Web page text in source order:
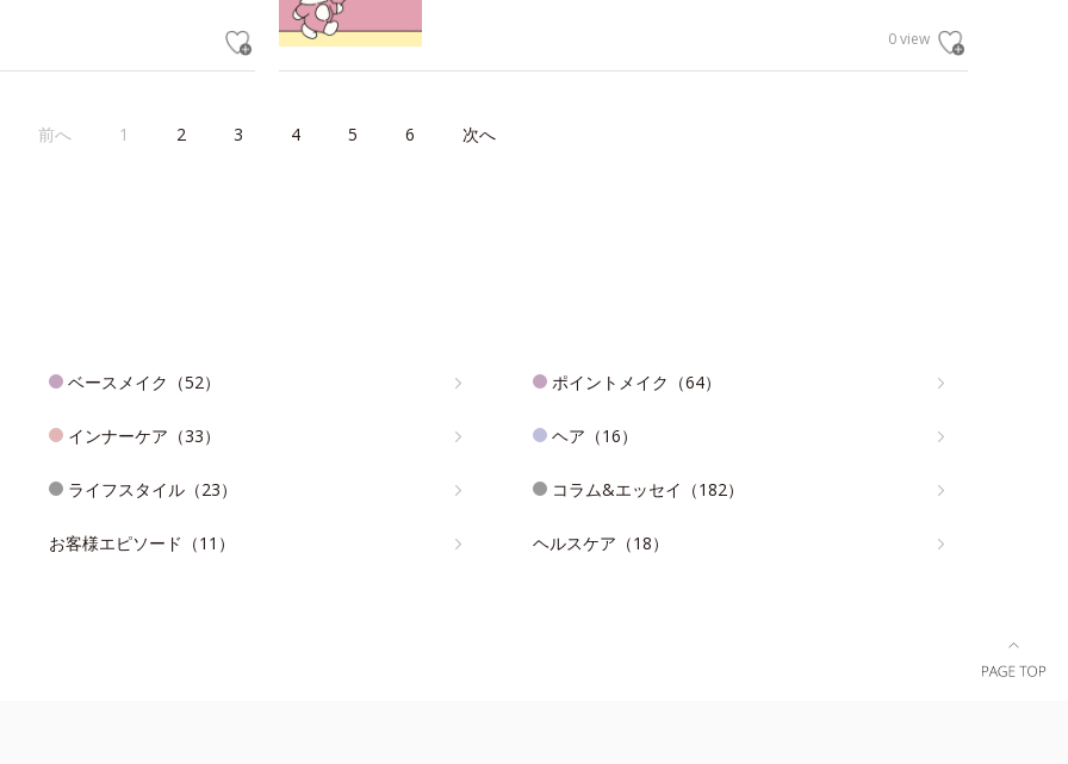
0 view
前へ 1 2 3 4 5 6 次へ
ベースメイク（52） ポイントメイク（64）
インナーケア（33） ヘア（16）
ライフスタイル（23） コラム&エッセイ（182）
お客様エピソード（11） ヘルスケア（18）